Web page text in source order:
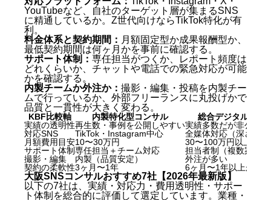
YouTubeなど、自社のターゲット層が集まるSNS
に精通しているか。Z世代向けならTikTok特化が有
利。
料金体系と契約期間： 月額固定型か成果報酬型か、
最低契約期間は何ヶ月かを事前に確認する。
サポート体制： 専任担当がつくか、レポート頻度は
どれくらいか、チャットや電話での緊急対応が可能
かを確認する。
内製チームか外注か： 撮影・編集・投稿を内製チー
ムで行っているか、外部フリーランスに丸投げかで
品質と一貫性が大きく変わる。
KBF比較軸 内製特化型コンサル
総合デジタルマー
実績の透明性再生数・事例を公開しやすい実績多数だが非公開
対応SNS
TikTok・Instagram中心
全媒体対応（深さは
月額費用目安10〜30万円
30〜100万円以上
サポート体制専任担当＋チーム対応
担当者制（複数案件
撮影・編集
内製（品質安定）
外注が多い
契約の柔軟性3ヶ月〜1年 6ヶ月〜1年以上が多い
大阪SNSコンサルおすすめ7社【2026年最新版】
以下の7社は、実績・対応力・費用透明性・サポー
ト体制を総合的に評価して選定しています。業種・